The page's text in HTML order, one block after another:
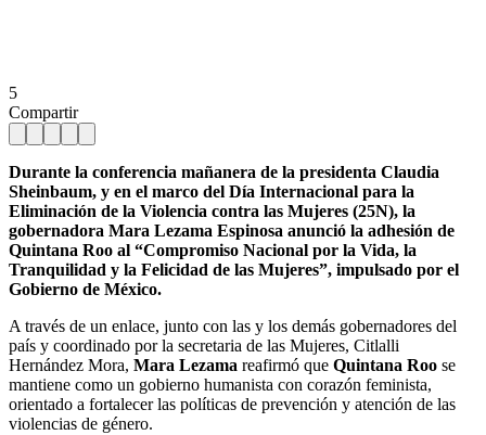
5
Compartir
Durante la conferencia mañanera de la presidenta Claudia
Sheinbaum, y en el marco del Día Internacional para la
Eliminación de la Violencia contra las Mujeres (25N), la
gobernadora Mara Lezama Espinosa anunció la adhesión de
Quintana Roo al “Compromiso Nacional por la Vida, la
Tranquilidad y la Felicidad de las Mujeres”, impulsado por el
Gobierno de México.
A través de un enlace, junto con las y los demás gobernadores del
país y coordinado por la secretaria de las Mujeres, Citlalli
Hernández Mora, Mara Lezama reafirmó que Quintana Roo se
mantiene como un gobierno humanista con corazón feminista,
orientado a fortalecer las políticas de prevención y atención de las
violencias de género.